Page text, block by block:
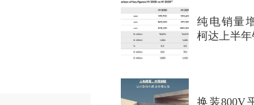
纯电销量
柯达上半
换装800V